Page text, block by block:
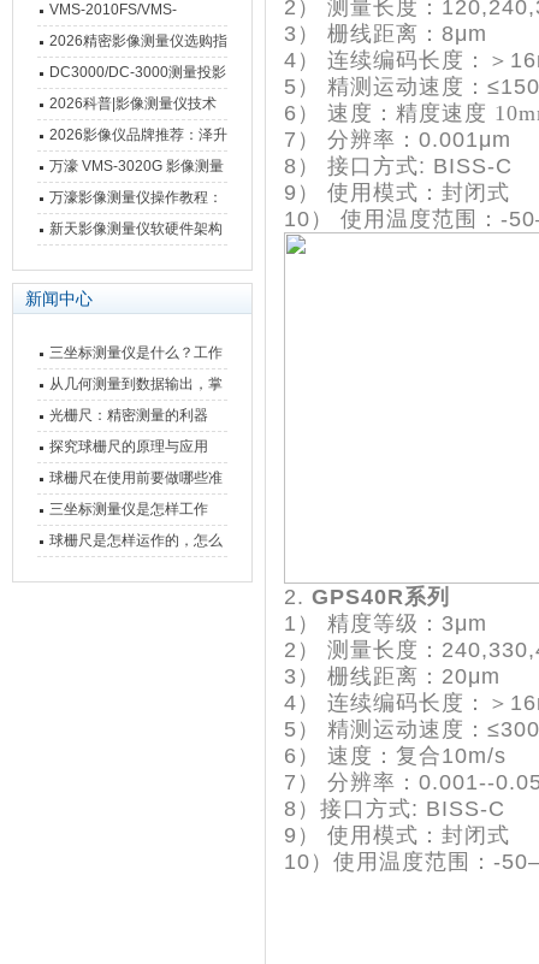
VMS-2010FS/VMS-
3020FS/VMS-4030FS手动
影像测量仪技术参数
2026精密影像测量仪选购指
南 靠谱品牌一站式选型推荐
DC3000/DC-3000测量投影
仪万濠数据处理器数显表故
障维修方法
2026科普|影像测量仪技术
原理、分类及选型应用
2026影像仪品牌推荐：泽升
影像测量仪选型指南
万濠 VMS-3020G 影像测量
仪技术规格与应用解析
万濠影像测量仪操作教程：
从开机到出报告，新手也能
新天影像测量仪软硬件架构
新闻中心
三坐标测量仪是什么？工作
原理、分类与核心功能一次
讲清
从几何测量到数据输出，掌
握万濠影像测量仪的六大核
心能力
光栅尺：精密测量的利器
探究球栅尺的原理与应用
球栅尺在使用前要做哪些准
备工作？
三坐标测量仪是怎样工作
的，功能有什么优势？
球栅尺是怎样运作的，怎么
2） 测量长度：
3） 栅线距离： 8μm
4） 连续编码长度：＞
5） 精测运动速度：
6） 速度： 精度速度
7） 分辨率： 0.001μm
8） 接口方式: BISS-C
9） 使用模式：封闭式
10） 使用温度范围： -
2. GPS40R系列
1 ） 精度等级： 3μm
2 ） 测量长度：
3 ） 栅线距离： 20μm
4 ） 连续编码长度：＞
5 ） 精测运动速度：
6 ） 速度：复合10m/s
7 ） 分辨率： 0.001--
8 ）接口方式: BISS-C
9 ）
使用模式：封闭式
10 ）使用温度范围： -